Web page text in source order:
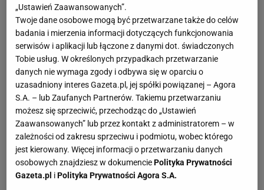
„Ustawień Zaawansowanych”.
Twoje dane osobowe mogą być przetwarzane także do celów
badania i mierzenia informacji dotyczących funkcjonowania
serwisów i aplikacji lub łączone z danymi dot. świadczonych
Tobie usług. W określonych przypadkach przetwarzanie
danych nie wymaga zgody i odbywa się w oparciu o
uzasadniony interes Gazeta.pl, jej spółki powiązanej – Agora
S.A. – lub Zaufanych Partnerów. Takiemu przetwarzaniu
możesz się sprzeciwić, przechodząc do „Ustawień
Zaawansowanych” lub przez kontakt z administratorem – w
zależności od zakresu sprzeciwu i podmiotu, wobec którego
jest kierowany. Więcej informacji o przetwarzaniu danych
osobowych znajdziesz w dokumenciePolityka Prywatności
Gazeta.pl iPolityka Prywatności Agora S.A.